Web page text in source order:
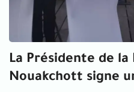
La Présidente de la
Nouakchott signe